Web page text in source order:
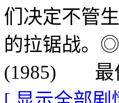
们决定不管
的拉锯战。
(1985) 最佳